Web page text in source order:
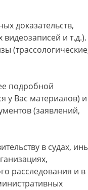
доказательств,
и
подробной
у Вас материалов) и
(заявлений,
в судах,
расследования и в